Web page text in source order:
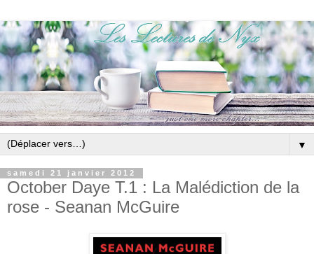
▼
samedi 21 janvier 2012
October Daye T.1 : La Malédiction de la
rose - Seanan McGuire